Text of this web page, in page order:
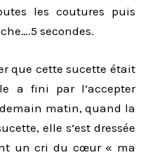
les coutures puis
secondes.
que cette sucette était
a fini par l’accepter
matin, quand la
elle s’est dressée
un cri du cœur « ma